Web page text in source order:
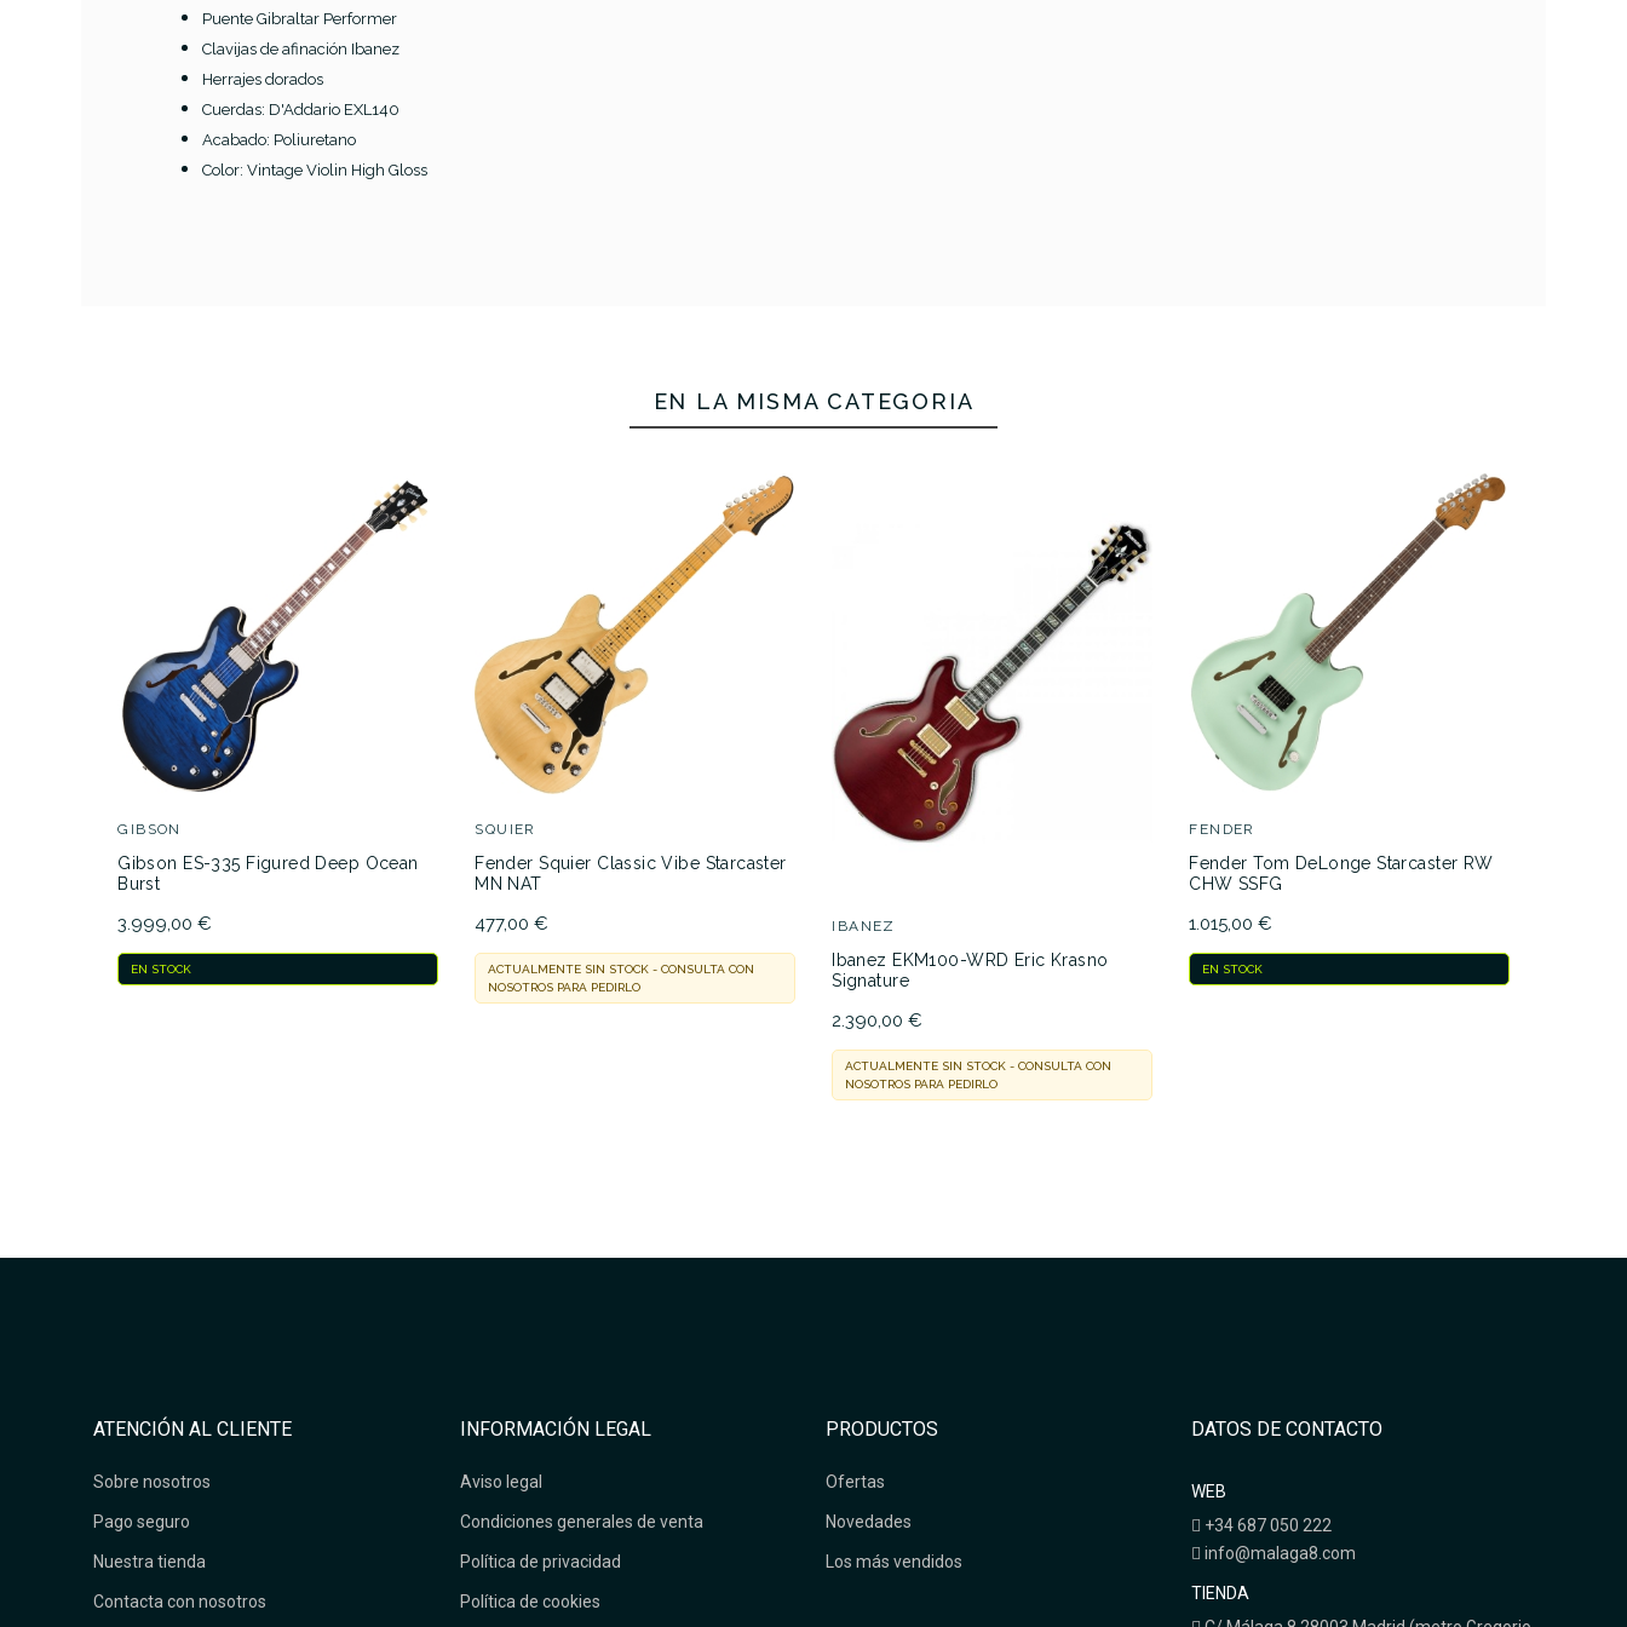
Puente Gibraltar Performer
Clavijas de afinación Ibanez
Herrajes dorados
Cuerdas: D'Addario EXL140
Acabado: Poliuretano
Color: Vintage Violin High Gloss
PRECIO
EN LA MISMA CATEGORÍA
GIBSON
Gibson ES-335 Figured Deep Ocean
Burst
3.999,00 €
EN STOCK
SQUIER
Fender Squier Classic Vibe Starcaster
MN NAT
477,00 €
ACTUALMENTE SIN STOCK - CONSULTA CON
NOSOTROS PARA PEDIRLO
IBANEZ
Ibanez EKM100-WRD Eric Krasno
Signature
2.390,00 €
ACTUALMENTE SIN STOCK - CONSULTA CON
NOSOTROS PARA PEDIRLO
FENDER
Fender Tom DeLonge Starcaster RW
CHW SSFG
1.015,00 €
EN STOCK
ATENCIÓN AL CLIENTE
Sobre nosotros
Pago seguro
Nuestra tienda
Contacta con nosotros
INFORMACIÓN LEGAL
Aviso legal
Condiciones generales de venta
Política de privacidad
Política de cookies
PRODUCTOS
Ofertas
Novedades
Los más vendidos
DATOS DE CONTACTO
WEB
+34 687 050 222
info@malaga8.com
TIENDA